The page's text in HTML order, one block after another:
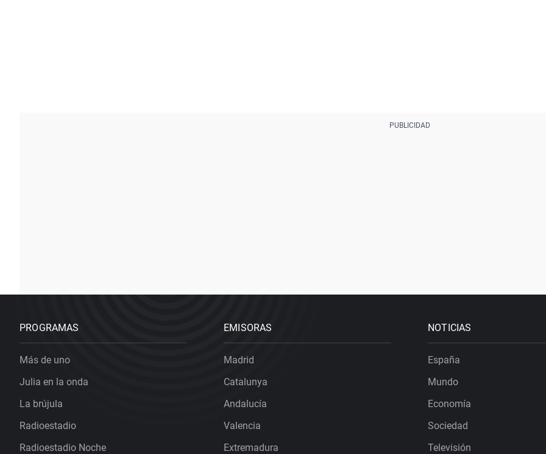
PROGRAMAS
Más de uno
Julia en la onda
La brújula
Radioestadio
Radioestadio Noche
EMISORAS
Madrid
Catalunya
Andalucía
Valencia
Extremadura
NOTICIAS
España
Mundo
Economía
Sociedad
Televisión